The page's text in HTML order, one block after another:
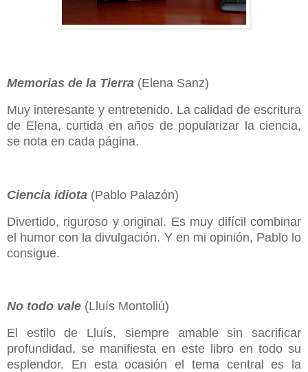
Memorias de la Tierra (Elena Sanz)
Muy interesante y entretenido. La calidad de escritura
de Elena, curtida en años de popularizar la ciencia,
se nota en cada página.
Ciencia idiota (Pablo Palazón)
Divertido, riguroso y original. Es muy difícil combinar
el humor con la divulgación. Y en mi opinión, Pablo lo
consigue.
No todo vale (Lluís Montoliú)
El estilo de Lluís, siempre amable sin sacrificar
profundidad, se manifiesta en este libro en todo su
esplendor. En esta ocasión el tema central es la